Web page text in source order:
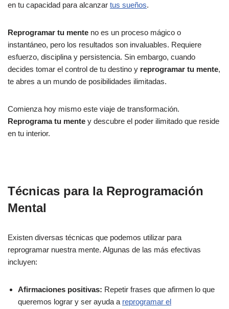
en tu capacidad para alcanzar tus sueños.
Reprogramar tu mente no es un proceso mágico o
instantáneo, pero los resultados son invaluables. Requiere
esfuerzo, disciplina y persistencia. Sin embargo, cuando
decides tomar el control de tu destino y reprogramar tu mente,
te abres a un mundo de posibilidades ilimitadas.
Comienza hoy mismo este viaje de transformación.
Reprograma tu mente y descubre el poder ilimitado que reside
en tu interior.
Técnicas para la Reprogramación
Mental
Existen diversas técnicas que podemos utilizar para
reprogramar nuestra mente. Algunas de las más efectivas
incluyen:
Afirmaciones positivas: Repetir frases que afirmen lo que
queremos lograr y ser ayuda a reprogramar el